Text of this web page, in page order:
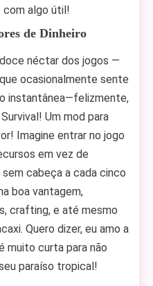
com algo útil!
de Dinheiro
néctar dos jogos —
ocasionalmente sente
instantânea—felizmente,
Um mod para
Imagine entrar no jogo
em vez de
cabeça a cada cinco
boa vantagem,
crafting, e até mesmo
Quero dizer, eu amo a
muito curta para não
paraíso tropical!